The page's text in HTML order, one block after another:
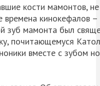
кости мамонтов,
кинокефалов
зуб мамонта был
почитающемуся
вместе с зубом